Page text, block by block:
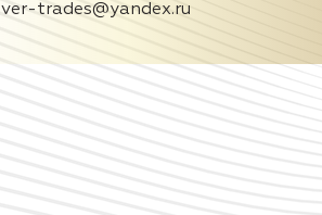
ver-trades@yandex.ru